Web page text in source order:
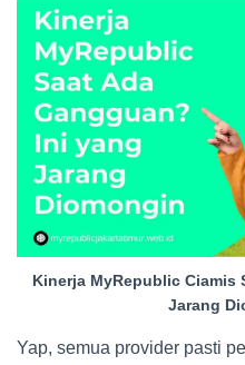
Kinerja MyRepublic Ciamis
Jarang
Yap, semua provider pasti